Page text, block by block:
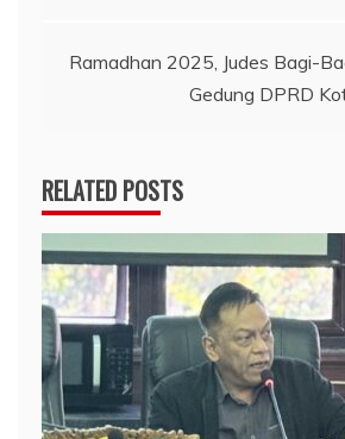
Ramadhan 2025, Judes Bagi-
Gedung DPRD
RELATED POSTS